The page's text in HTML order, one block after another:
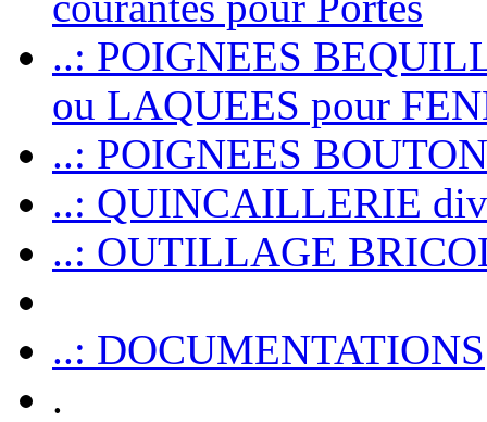
..: POIGNEES
ou LAQUEES pour
..: POIGNEES
..: QUINCAILLERIE
..: OUTILLAGE
..: DOCUMENTATIONS
.